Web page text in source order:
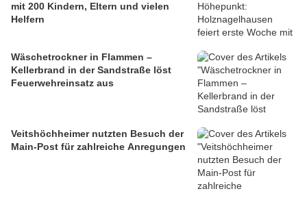
mit 200 Kindern, Eltern und vielen
Helfern
Wäschetrockner in Flammen –
Kellerbrand in der Sandstraße löst
Feuerwehreinsatz aus
Veitshöchheimer nutzten Besuch der
Main-Post für zahlreiche Anregungen